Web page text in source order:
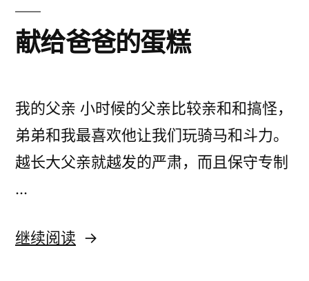
献给爸爸的蛋糕
我的父亲 小时候的父亲比较亲和和搞怪，
弟弟和我最喜欢他让我们玩骑马和斗力。
越长大父亲就越发的严肃，而且保守专制
…
继续阅读 “献